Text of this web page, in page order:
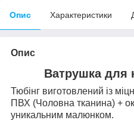
Опис Характеристики
Опис
Ватрушка для
Тюбінг виготовлений із
ПВХ (Чоловна тканина) +
уникальним малюнком.